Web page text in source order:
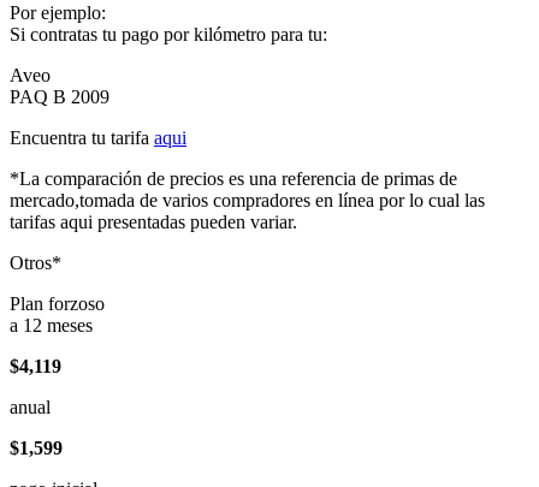
Por ejemplo:
Si contratas tu pago por kilómetro para tu:
Aveo
PAQ B 2009
Encuentra tu tarifa aqui
*La comparación de precios es una referencia de primas de
mercado,tomada de varios compradores en línea por lo cual las
tarifas aqui presentadas pueden variar.
Otros*
Plan forzoso
a 12 meses
$4,119
anual
$1,599